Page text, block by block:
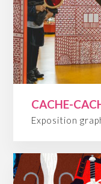
CACHE-
Exposition